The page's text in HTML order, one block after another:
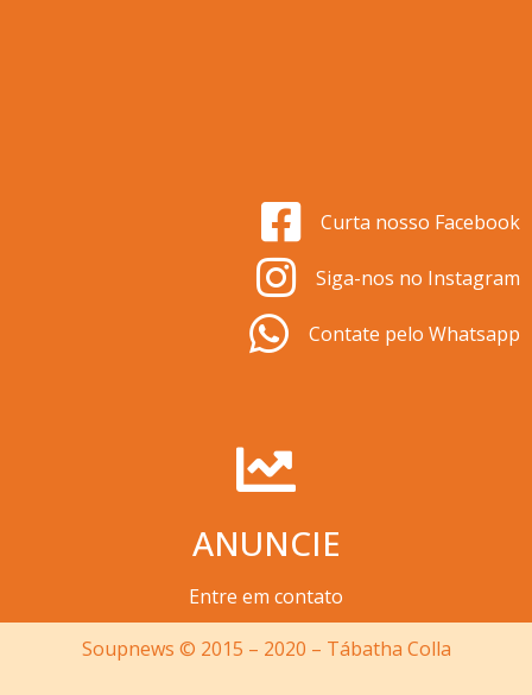
Curta nosso Facebook
Siga-nos no Instagram
Contate pelo Whatsapp
ANUNCIE
Entre em contato
Soupnews © 2015 – 2020 – Tábatha Colla